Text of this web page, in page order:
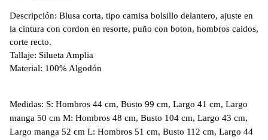
Descripción: Blusa corta, tipo camisa bolsillo delantero, ajuste en
la cintura con cordon en resorte, puño con boton, hombros caidos,
corte recto.
Tallaje: Silueta Amplia
Material: 100% Algodón
Medidas: S: Hombros 44 cm, Busto 99 cm, Largo 41 cm, Largo
manga 50 cm M: Hombros 48 cm, Busto 104 cm, Largo 43 cm,
Largo manga 52 cm L: Hombros 51 cm, Busto 112 cm, Largo 44